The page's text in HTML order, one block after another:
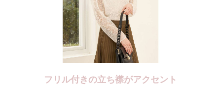
フリル付きの立ち襟がアクセント